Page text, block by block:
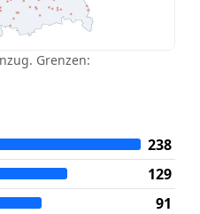
Grenzen:
238
129
91